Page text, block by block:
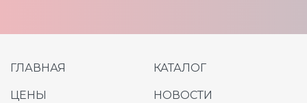
ГЛАВНАЯ КАТАЛОГ
ЦЕНЫ НОВОСТИ